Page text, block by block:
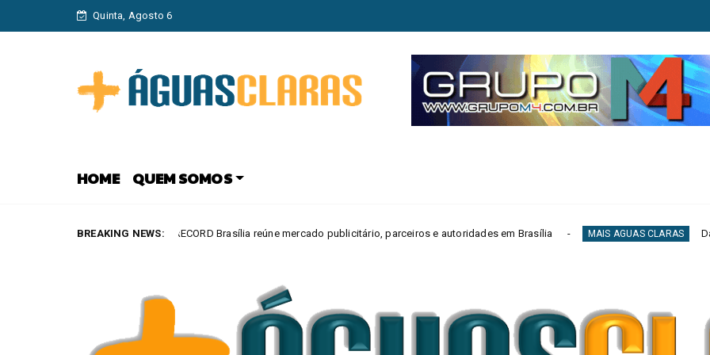
Quinta, Agosto 6
HOME QUEM SOMOS
BREAKING NEWS:
Arraiá da RECORD Brasília reúne mercado publicitário, parceiros e autoridades em Brasília MAIS AGUAS CLARAS Daniel Vilela abre